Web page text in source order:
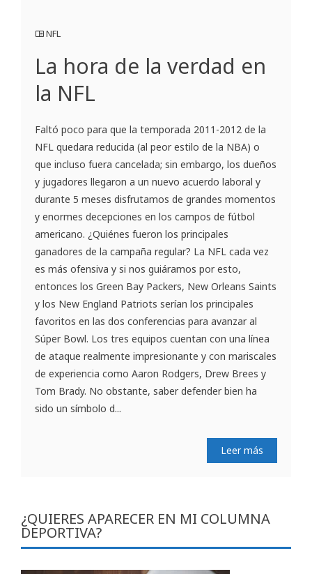
NFL
La hora de la verdad en
la NFL
Faltó poco para que la temporada 2011-2012 de la
NFL quedara reducida (al peor estilo de la NBA) o
que incluso fuera cancelada; sin embargo, los dueños
y jugadores llegaron a un nuevo acuerdo laboral y
durante 5 meses disfrutamos de grandes momentos
y enormes decepciones en los campos de fútbol
americano. ¿Quiénes fueron los principales
ganadores de la campaña regular? La NFL cada vez
es más ofensiva y si nos guiáramos por esto,
entonces los Green Bay Packers, New Orleans Saints
y los New England Patriots serían los principales
favoritos en las dos conferencias para avanzar al
Súper Bowl. Los tres equipos cuentan con una línea
de ataque realmente impresionante y con mariscales
de experiencia como Aaron Rodgers, Drew Brees y
Tom Brady. No obstante, saber defender bien ha
sido un símbolo d...
Leer más
¿QUIERES APARECER EN MI COLUMNA
DEPORTIVA?